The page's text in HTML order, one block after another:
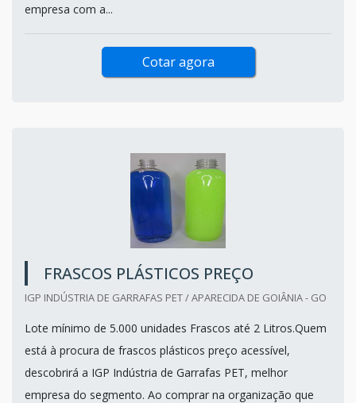
empresa com a...
Cotar agora
FRASCOS PLÁSTICOS PREÇO
IGP INDÚSTRIA DE GARRAFAS PET / APARECIDA DE GOIÂNIA - GO
Lote mínimo de 5.000 unidades Frascos até 2 Litros.Quem
está à procura de frascos plásticos preço acessível,
descobrirá a IGP Indústria de Garrafas PET, melhor
empresa do segmento. Ao comprar na organização que